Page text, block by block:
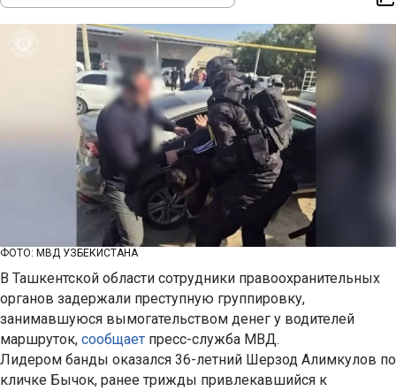
ФОТО: МВД УЗБЕКИСТАНА
В Ташкентской области сотрудники правоохранительных
органов задержали преступную группировку,
занимавшуюся вымогательством денег у водителей
маршруток, сообщает пресс-служба МВД.
Лидером банды оказался 36-летний Шерзод Алимкулов по
кличке Бычок, ранее трижды привлекавшийся к